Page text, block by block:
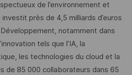
de l’environnement et
près de 4,5 milliards d’euros
notamment dans
tels que l’IA, la
les technologies du cloud et la
de 85 000 collaborateurs dans 65